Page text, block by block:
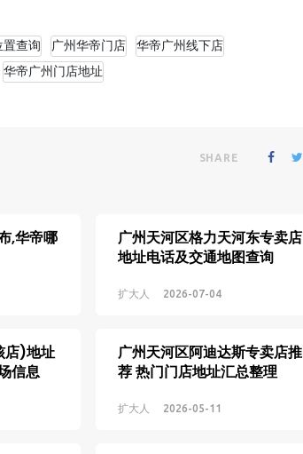
查询 广州华帝门店 华帝广州线下店
华帝广州门店地址
SHARE
,华帝哪
广州天河区格力天河东专卖店
地址电话及交通地图查询
扩大人 2026-07-04
店)地址
信息
广州天河区阿迪达斯专卖店推
荐 热门门店地址汇总整理
扩大人 2026-05-11